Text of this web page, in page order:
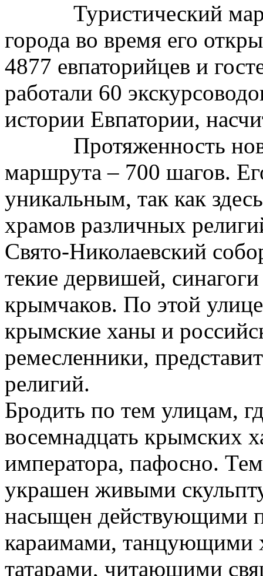
Туристический
города во время его
4877 евпаторийцев и
работали 60
истории Евпатории,
Протяженность
маршрута – 700 шагов.
уникальным, так как
храмов различных
Свято-Николаевский
текие дервишей,
крымчаков. По этой
крымские ханы и
ремесленники,
религий.
Бродить по тем улицам,
восемнадцать крымских
императора, пафосно.
украшен живыми
насыщен действующими
караимами, танцующими
татарами, читающими